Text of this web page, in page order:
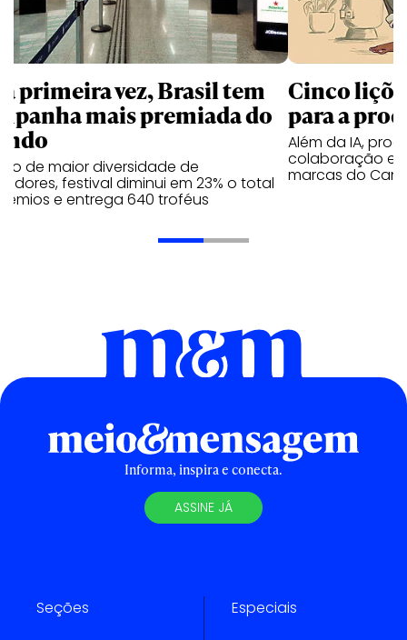
primeira vez, Brasil tem
mais premiada do
de maior diversidade de
festival diminui em 23% o total
e entrega 640 troféus
Cinco
para a
Além da IA,
colaboração e
marcas do
Informa, inspira e conecta.
ASSINE JÁ
Seções Especiais